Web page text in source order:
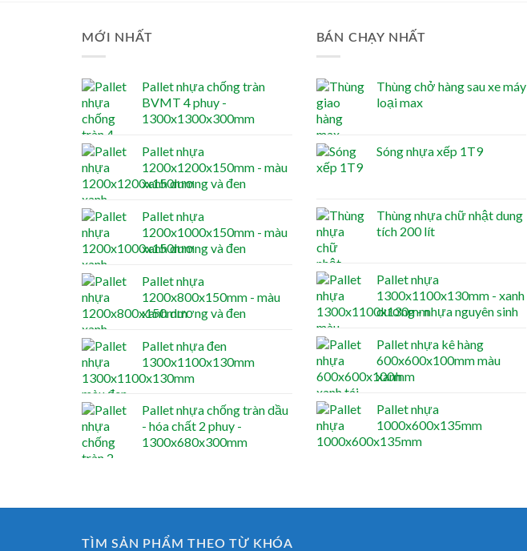
MỚI NHẤT
Pallet nhựa chống tràn
BVMT 4 phuy -
1300x1300x300mm
Pallet nhựa
1200x1200x150mm - màu
xanh dương và đen
Pallet nhựa
1200x1000x150mm - màu
xanh dương và đen
Pallet nhựa
1200x800x150mm - màu
xanh dương và đen
Pallet nhựa đen
1300x1100x130mm
Pallet nhựa chống tràn dầu
- hóa chất 2 phuy -
1300x680x300mm
BÁN CHẠY NHẤT
Thùng chở hàng sau xe máy
loại max
Sóng nhựa xếp 1T9
Thùng nhựa chữ nhật dung
tích 200 lít
Pallet nhựa
1300x1100x130mm - xanh
dương - nhựa nguyên sinh
Pallet nhựa kê hàng
600x600x100mm màu
xanh
Pallet nhựa
1000x600x135mm
TÌM SẢN PHẨM THEO TỪ KHÓA